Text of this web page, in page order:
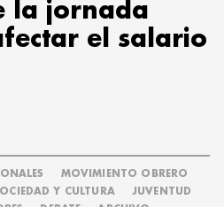
la jornada
el salario
MOVIMIENTO OBRERO
Y CULTURA
JUVENTUD